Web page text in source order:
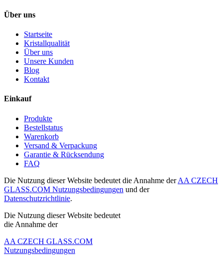
Über uns
Startseite
Kristallqualität
Über uns
Unsere Kunden
Blog
Kontakt
Einkauf
Produkte
Bestellstatus
Warenkorb
Versand & Verpackung
Garantie & Rücksendung
FAQ
Die Nutzung dieser Website bedeutet die Annahme derAA CZECH
GLASS.COM Nutzungsbedingungen und der
Datenschutzrichtlinie.
Die Nutzung dieser Website bedeutet
die Annahme der
AA CZECH GLASS.COM
Nutzungsbedingungen